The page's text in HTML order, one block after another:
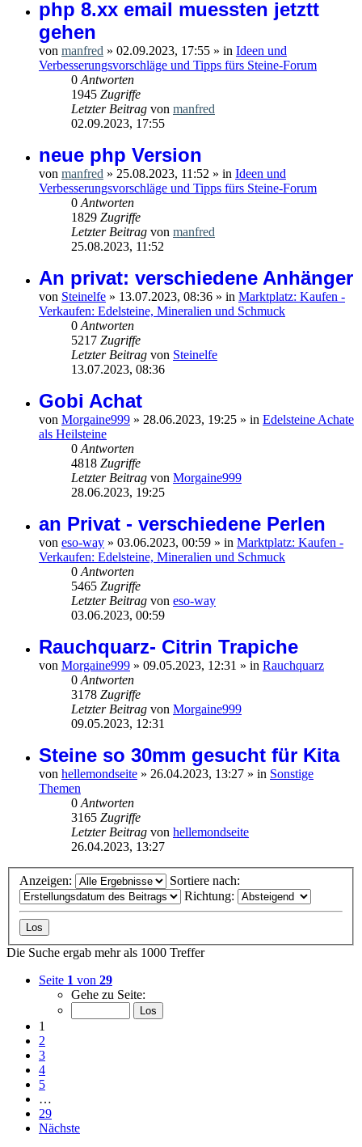
php 8.xx email muessten jetztt
gehen
von manfred » 02.09.2023, 17:55 » in Ideen und
Verbesserungsvorschläge und Tipps fürs Steine-Forum
0 Antworten
1945 Zugriffe
Letzter Beitrag von manfred
02.09.2023, 17:55
neue php Version
von manfred » 25.08.2023, 11:52 » in Ideen und
Verbesserungsvorschläge und Tipps fürs Steine-Forum
0 Antworten
1829 Zugriffe
Letzter Beitrag von manfred
25.08.2023, 11:52
An privat: verschiedene Anhänger
von Steinelfe » 13.07.2023, 08:36 » in Marktplatz: Kaufen -
Verkaufen: Edelsteine, Mineralien und Schmuck
0 Antworten
5217 Zugriffe
Letzter Beitrag von Steinelfe
13.07.2023, 08:36
Gobi Achat
von Morgaine999 » 28.06.2023, 19:25 » in Edelsteine Achate
als Heilsteine
0 Antworten
4818 Zugriffe
Letzter Beitrag von Morgaine999
28.06.2023, 19:25
an Privat - verschiedene Perlen
von eso-way » 03.06.2023, 00:59 » in Marktplatz: Kaufen -
Verkaufen: Edelsteine, Mineralien und Schmuck
0 Antworten
5465 Zugriffe
Letzter Beitrag von eso-way
03.06.2023, 00:59
Rauchquarz- Citrin Trapiche
von Morgaine999 » 09.05.2023, 12:31 » in Rauchquarz
0 Antworten
3178 Zugriffe
Letzter Beitrag von Morgaine999
09.05.2023, 12:31
Steine so 30mm gesucht für Kita
von hellemondseite » 26.04.2023, 13:27 » in Sonstige
Themen
0 Antworten
3165 Zugriffe
Letzter Beitrag von hellemondseite
26.04.2023, 13:27
Anzeigen:
Sortiere nach:
Richtung:
Die Suche ergab mehr als 1000 Treffer
Seite 1 von 29
Gehe zu Seite:
1
2
3
4
5
…
29
Nächste